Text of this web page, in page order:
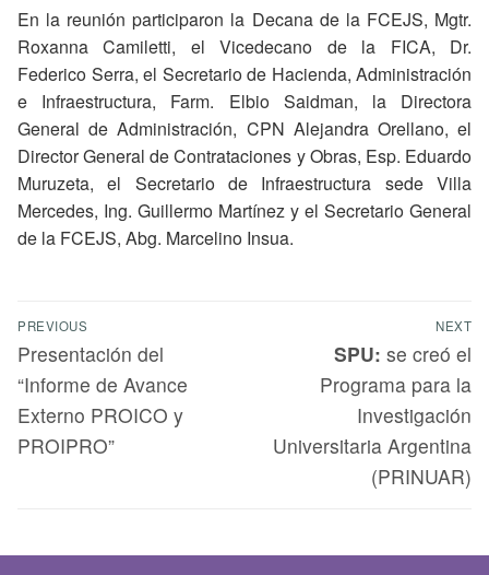
En la reunión participaron la Decana de la FCEJS, Mgtr.
Roxanna Camiletti, el Vicedecano de la FICA, Dr.
Federico Serra, el Secretario de Hacienda, Administración
e Infraestructura, Farm. Elbio Saidman, la Directora
General de Administración, CPN Alejandra Orellano, el
Director General de Contrataciones y Obras, Esp. Eduardo
Muruzeta, el Secretario de Infraestructura sede Villa
Mercedes, Ing. Guillermo Martínez y el Secretario General
de la FCEJS, Abg. Marcelino Insua.
PREVIOUS
Presentación del
“Informe de Avance
Externo PROICO y
PROIPRO”
NEXT
SPU: se creó el
Programa para la
Investigación
Universitaria Argentina
(PRINUAR)